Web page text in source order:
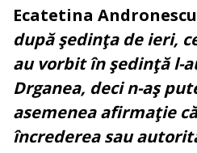
Ecatetina Andronescu
după şedinţa de ieri,
au vorbit în şedinţă l-
Drganea, deci n-aş
asemenea afirmaţie
încrederea sau